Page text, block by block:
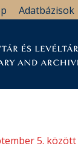
Adatbázisok
5.